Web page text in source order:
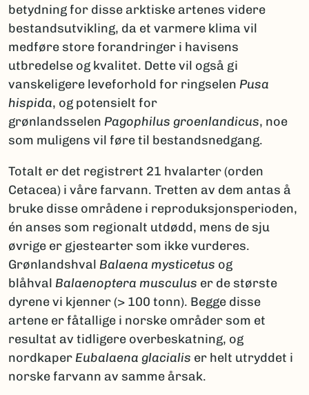
betydning for disse arktiske artenes videre
bestandsutvikling, da et varmere klima vil
medføre store forandringer i havisens
utbredelse og kvalitet. Dette vil også gi
vanskeligere leveforhold for ringselen Pusa
hispida, og potensielt for
grønlandsselen Pagophilus groenlandicus, noe
som muligens vil føre til bestandsnedgang.
Totalt er det registrert 21 hvalarter (orden
Cetacea) i våre farvann. Tretten av dem antas å
bruke disse områdene i reproduksjonsperioden,
én anses som regionalt utdødd, mens de sju
øvrige er gjestearter som ikke vurderes.
Grønlandshval Balaena mysticetus og
blåhval Balaenoptera musculus er de største
dyrene vi kjenner (> 100 tonn). Begge disse
artene er fåtallige i norske områder som et
resultat av tidligere overbeskatning, og
nordkaper Eubalaena glacialis er helt utryddet i
norske farvann av samme årsak.